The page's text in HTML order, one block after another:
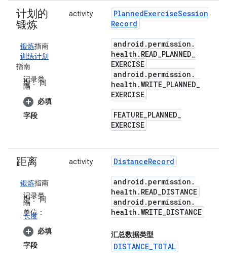
计划的
锻炼
锻炼指南
训练计划
指南
记录类
型：间
隔
必填
字段
activity PlannedExerciseSession
Record
android . permission .
health . READ_PLANNED_
EXERCISE
android . permission .
health .WRITE_PLANNED_
EXERCISE
FEATURE_PLANNED_
EXERCISE
距离
锻炼指南
记录类
型：间
隔
单位：
长度
必填
字段
activity DistanceRecord
android . permission .
health . READ_DISTANCE
android . permission .
health .WRITE_DISTANCE
汇总数据类型
DISTANCE_TOTAL